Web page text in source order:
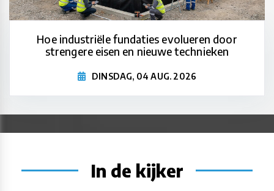
Hoe industriële fundaties evolueren door
strengere eisen en nieuwe technieken
DINSDAG, 04 AUG. 2026
In de kijker